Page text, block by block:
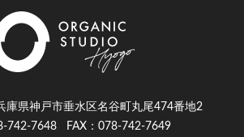
県神戸市垂水区名谷町丸尾474番地2
742-7648
FAX：078-742-7649